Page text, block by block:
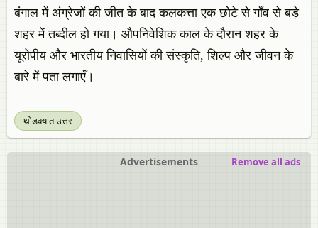
बंगाल में अंग्रेजों की जीत के बाद कलकत्ता एक छोटे से गाँव से बड़े
शहर में तब्दील हो गया। औपनिवेशिक काल के दौरान शहर के
यूरोपीय और भारतीय निवासियों की संस्कृति, शिल्प और जीवन के
बारे में पता लगाएँ।
थोडक्यात उत्तर
Advertisements Remove all ads